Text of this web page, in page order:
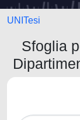
UNITesi
Sfoglia